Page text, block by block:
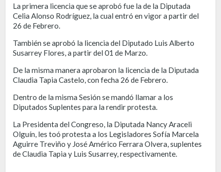
La primera licencia que se aprobó fue la de la Diputada
Celia Alonso Rodríguez, la cual entró en vigor a partir del
26 de Febrero.
También se aprobó la licencia del Diputado Luis Alberto
Susarrey Flores, a partir del 01 de Marzo.
De la misma manera aprobaron la licencia de la Diputada
Claudia Tapia Castelo, con fecha 26 de Febrero.
Dentro de la misma Sesión se mandó llamar a los
Diputados Suplentes para la rendir protesta.
La Presidenta del Congreso, la Diputada Nancy Araceli
Olguín, les toó protesta a los Legisladores Sofía Marcela
Aguirre Treviño y José Américo Ferrara Olvera, suplentes
de Claudia Tapia y Luis Susarrey, respectivamente.